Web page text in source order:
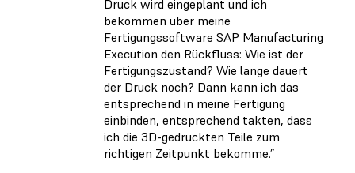
Druck wird eingeplant und ich
bekommen über meine
Fertigungssoftware SAP Manufacturing
Execution den Rückfluss: Wie ist der
Fertigungszustand? Wie lange dauert
der Druck noch? Dann kann ich das
entsprechend in meine Fertigung
einbinden, entsprechend takten, dass
ich die 3D-gedruckten Teile zum
richtigen Zeitpunkt bekomme.”